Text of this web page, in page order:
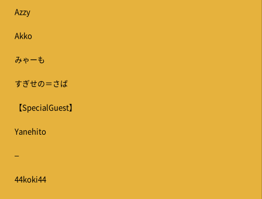
Azzy
Akko
みゃーも
すぎせの＝さば
【SpecialGuest】
Yanehito
–
44koki44